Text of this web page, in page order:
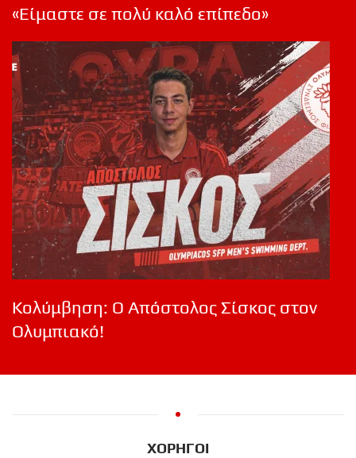
«Είμαστε σε πολύ καλό επίπεδο»
Κολύμβηση: Ο Απόστολος Σίσκος στον
Ολυμπιακό!
ΧΟΡΗΓΟΙ